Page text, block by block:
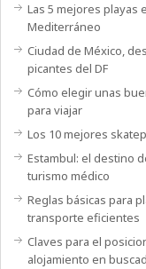
Las 5 mejores playas
Mediterráneo
Ciudad de México,
picantes del DF
Cómo elegir unas
para viajar
Los 10 mejores
Estambul: el destino
turismo médico
Reglas básicas para
transporte eficientes
Claves para el
alojamiento en